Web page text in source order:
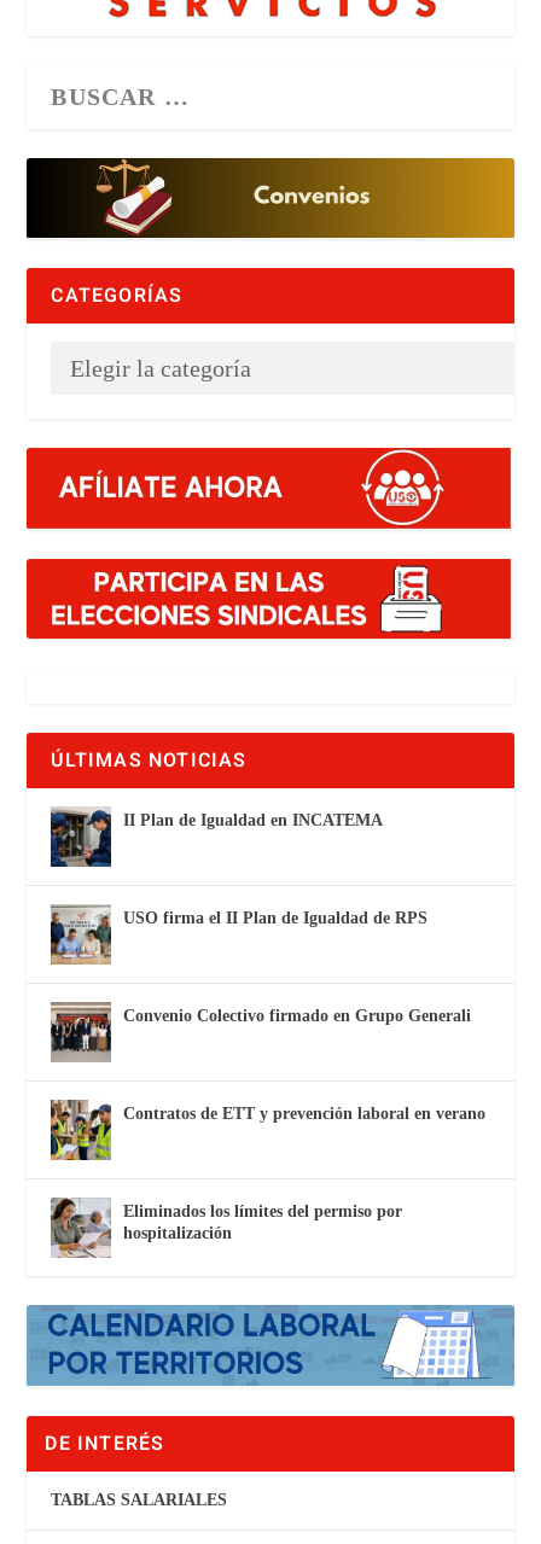
CATEGORÍAS
ÚLTIMAS NOTICIAS
II Plan de Igualdad en INCATEMA
USO firma el II Plan de Igualdad de RPS
Convenio Colectivo firmado en Grupo Generali
Contratos de ETT y prevención laboral en verano
Eliminados los límites del permiso por
hospitalización
DE INTERÉS
TABLAS SALARIALES